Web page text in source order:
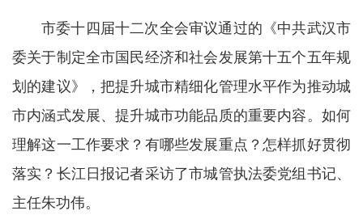
市委十四届十二次全会审议通过的《中共武汉市
委关于制定全市国民经济和社会发展第十五个五年规
划的建议》，把提升城市精细化管理水平作为推动城
市内涵式发展、提升城市功能品质的重要内容。如何
理解这一工作要求？有哪些发展重点？怎样抓好贯彻
落实？长江日报记者采访了市城管执法委党组书记、
主任朱功伟。